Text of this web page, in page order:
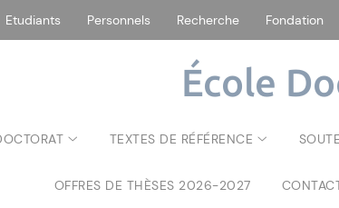
Etudiants Personnels Recherche Fondation
École
TEXTES DE RÉFÉRENCE
OFFRES DE THÈSES 2026-2027